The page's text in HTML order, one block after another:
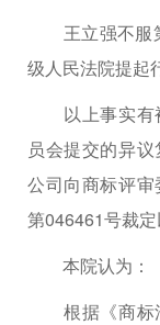
王立强不服第
级人民法院提起
以上事实有
员会提交的异
公司向商标评审
第046461号裁定
本院认为：
根据《商标